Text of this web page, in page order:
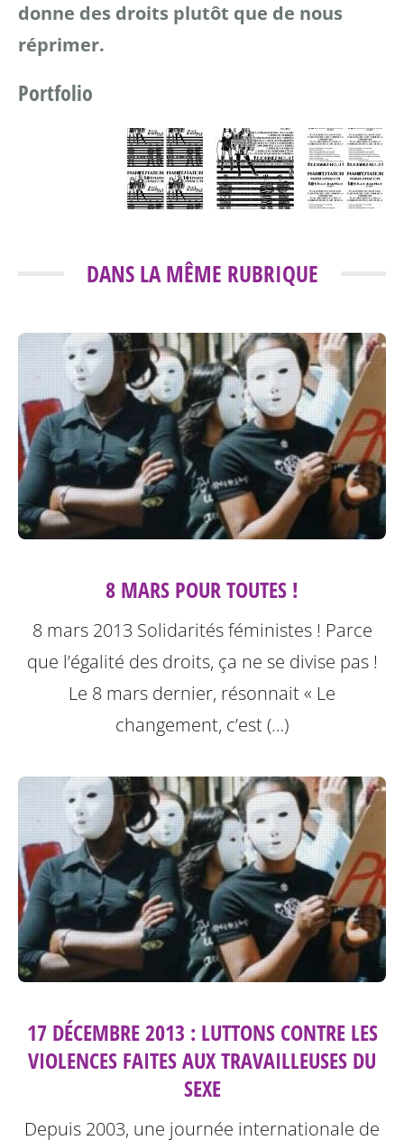
donne des droits plutôt que de nous
réprimer.
Portfolio
DANS LA MÊME RUBRIQUE
8 MARS POUR TOUTES !
8 mars 2013 Solidarités féministes ! Parce
que l’égalité des droits, ça ne se divise pas !
Le 8 mars dernier, résonnait « Le
changement, c’est (…)
17 DÉCEMBRE 2013 : LUTTONS CONTRE LES
VIOLENCES FAITES AUX TRAVAILLEUSES DU
SEXE
Depuis 2003, une journée internationale de